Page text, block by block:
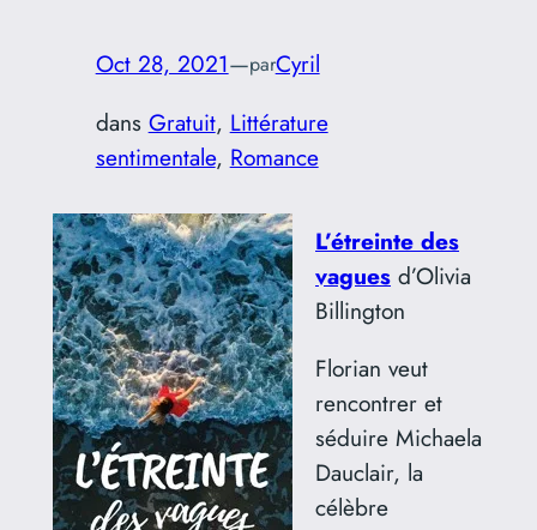
Oct 28, 2021—parCyril
dans Gratuit, Littérature
sentimentale, Romance
L’étreinte des
vagues d’Olivia
Billington
Florian veut
rencontrer et
séduire Michaela
Dauclair, la
célèbre